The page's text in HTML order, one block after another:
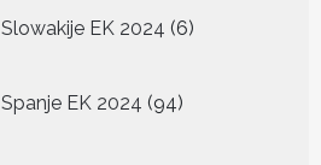
Slowakije EK 2024 6
producten
Spanje EK 2024 9494